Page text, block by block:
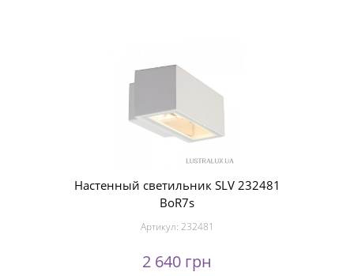
Настенный светильник SLV 232481
BoR7s
Артикул: 232481
2 640 грн